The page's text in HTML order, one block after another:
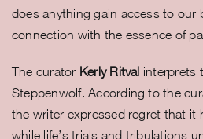
does anything gain access to our
connection with the essence of
The curator Kerly Ritval interprets
Steppenwolf. According to the
the writer expressed regret that it
while life’s trials and tribulations